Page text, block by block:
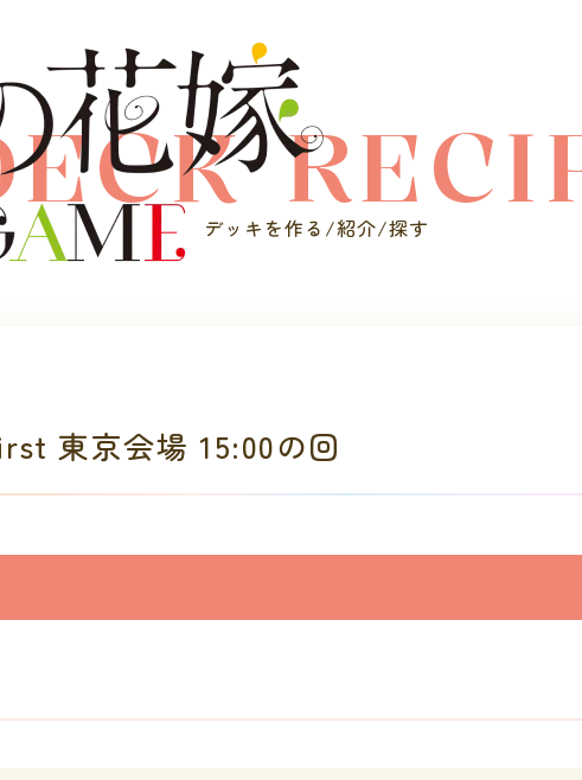
デッキを作る/紹介/探す
東京会場 15:00の回